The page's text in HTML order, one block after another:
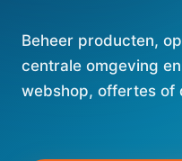
Beheer producten,
centrale omgeving
webshop, offertes of